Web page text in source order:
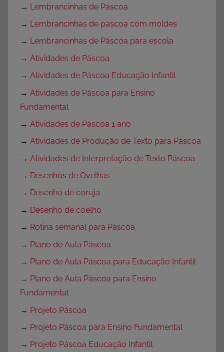
→ Lembrancinhas de Páscoa
→ Lembrancinhas de pascoa com moldes
→ Lembrancinhas de Páscoa para escola
→ Atividades de Páscoa
→ Atividades de Páscoa Educação Infantil
→ Atividades de Páscoa para Ensino
Fundamental
→ Atividades de Páscoa 1 ano
→ Atividades de Produção de Texto para Páscoa
→ Atividades de Interpretação de Texto Páscoa
→ Desenhos de Ovelhas
→ Desenho de coruja
→ Desenho de coelho
→ Rotina semanal para Páscoa
→ Plano de Aula Páscoa
→ Plano de Aula Páscoa para Educação Infantil
→ Plano de Aula Páscoa para Ensino
Fundamental
→ Projeto Páscoa
→ Projeto Páscoa para Ensino Fundamental
→ Projeto Páscoa Educação Infantil